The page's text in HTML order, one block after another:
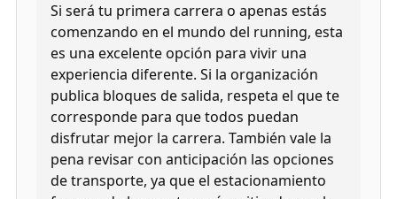
Si será tu primera carrera o apenas estás
comenzando en el mundo del running, esta
es una excelente opción para vivir una
experiencia diferente. Si la organización
publica bloques de salida, respeta el que te
corresponde para que todos puedan
disfrutar mejor la carrera. También vale la
pena revisar con anticipación las opciones
de transporte, ya que el estacionamiento